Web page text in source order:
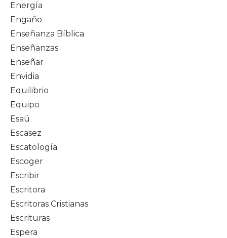
Energía
Engaño
Enseñanza Bíblica
Enseñanzas
Enseñar
Envidia
Equilibrio
Equipo
Esaú
Escasez
Escatología
Escoger
Escribir
Escritora
Escritoras Cristianas
Escrituras
Espera